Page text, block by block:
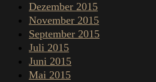
Dezember 2015
November 2015
September 2015
Juli 2015
Juni 2015
Mai 2015